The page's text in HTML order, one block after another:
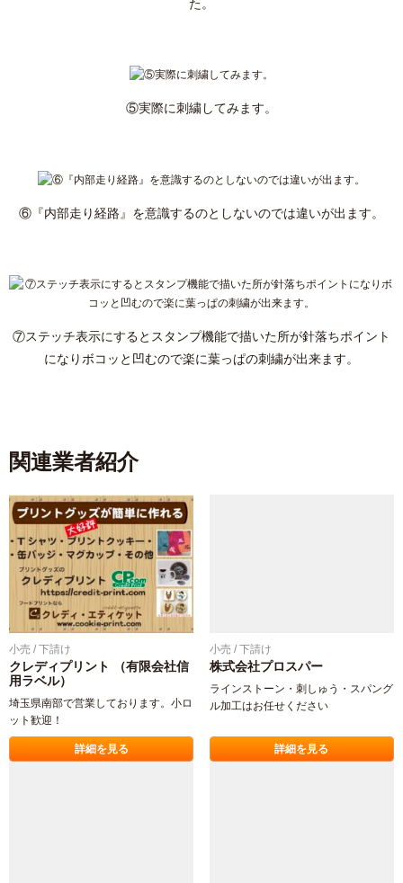
た。
⑤実際に刺繍してみます。
⑥『内部走り経路』を意識するのとしないのでは違いが出ます。
⑦ステッチ表示にするとスタンプ機能で描いた所が針落ちポイント
になりボコッと凹むので楽に葉っぱの刺繍が出来ます。
関連業者紹介
小売 / 下請け
クレディプリント （有限会社信
用ラベル）
埼玉県南部で営業しております。小ロ
ット歓迎！
詳細を見る
小売 / 下請け
株式会社プロスパー
ラインストーン・刺しゅう・スパング
ル加工はお任せください
詳細を見る